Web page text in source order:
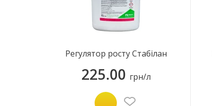
Регулятор росту Стабілан
225.00 грн/л